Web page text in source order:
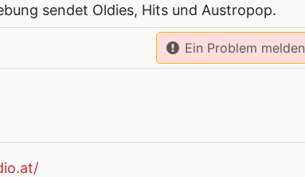
sendet Oldies, Hits und Austropop.
Ein Problem melden